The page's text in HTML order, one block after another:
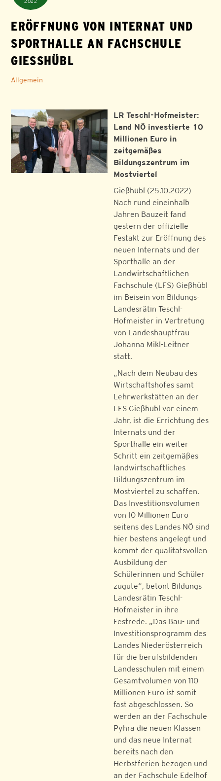
ERÖFFNUNG VON INTERNAT UND
SPORTHALLE AN FACHSCHULE
GIESSHÜBL
Allgemein
LR Teschl-Hofmeister:
Land NÖ investierte 10
Millionen Euro in
zeitgemäßes
Bildungszentrum im
Mostviertel
Gießhübl (25.10.2022)
Nach rund eineinhalb
Jahren Bauzeit fand
gestern der offizielle
Festakt zur Eröffnung des
neuen Internats und der
Sporthalle an der
Landwirtschaftlichen
Fachschule (LFS) Gießhübl
im Beisein von Bildungs-
Landesrätin Teschl-
Hofmeister in Vertretung
von Landeshauptfrau
Johanna Mikl-Leitner
statt.
„Nach dem Neubau des
Wirtschaftshofes samt
Lehrwerkstätten an der
LFS Gießhübl vor einem
Jahr, ist die Errichtung des
Internats und der
Sporthalle ein weiter
Schritt ein zeitgemäßes
landwirtschaftliches
Bildungszentrum im
Mostviertel zu schaffen.
Das Investitionsvolumen
von 10 Millionen Euro
seitens des Landes NÖ sind
hier bestens angelegt und
kommt der qualitätsvollen
Ausbildung der
Schülerinnen und Schüler
zugute“, betont Bildungs-
Landesrätin Teschl-
Hofmeister in ihre
Festrede. „Das Bau- und
Investitionsprogramm des
Landes Niederösterreich
für die berufsbildenden
Landesschulen mit einem
Gesamtvolumen von 110
Millionen Euro ist somit
fast abgeschlossen. So
werden an der Fachschule
Pyhra die neuen Klassen
und das neue Internat
bereits nach den
Herbstferien bezogen und
an der Fachschule Edelhof